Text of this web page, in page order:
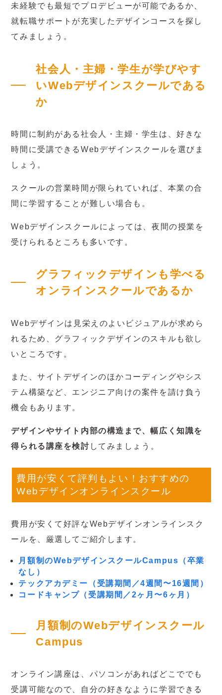
未経験でも最短でプロデビューが可能であるか、
就転職サポートが充実したデザインコースを探し
てみましょう。
社会人・主婦・学生が学びやす
いWebデザインスクールである
か
時間に制約がある社会人・主婦・学生は、好きな
時間に受講できるWebデザインスクールを選びま
しょう。
スクールの営業時間が限られていれば、本業の合
間に学習することが難しい場合も。
Webデザインスクールによっては、夜間の授業を
受けられるところも多いです。
グラフィックデザインも学べる
オンラインスクールであるか
Webデザインは見栄えのよいビジュアルが求めら
れるため、グラフィックデザインのスキルも欲し
いところです。
また、サイトデザインのほかコーディングやシス
テム構築など、エンジニア向けの案件を請け負う
機会もあります。
デザインやサイト内部の構造まで、幅広く知識を
得られる講座を検討 してみましょう。
費用が安くて評判もよい！おすすめの
Webデザインオンラインスクール
費用が安くて好評なWebデザインオンラインスク
ールを、厳選してご紹介します。
月額制のWebデザインスクールCampus（卒業
なし）
テックアカデミー（受講期間／4週間〜16週間）
コードキャンプ（受講期間／2ヶ月〜6ヶ月）
月額制のWebデザインスクール
Campus
オンライン講座は、パソコンがあればどこででも
受講可能なので、自分の好きなように学習できる